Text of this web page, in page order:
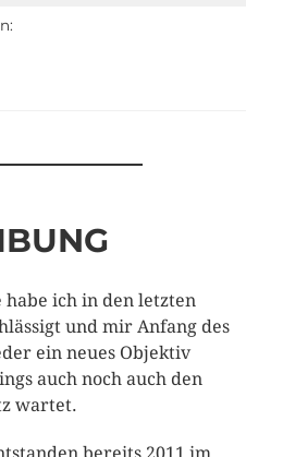
ich in den letzten
und mir Anfang des
ein neues Objektiv
auch noch auch den
wartet.